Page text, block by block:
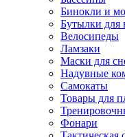
Бинокли и
Бутылки для
Велосипеды
Ламзаки
Маски для
Надувные
Самокаты
Товары для
Фонари